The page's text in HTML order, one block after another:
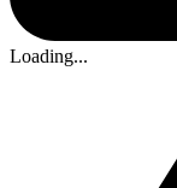
Loading...